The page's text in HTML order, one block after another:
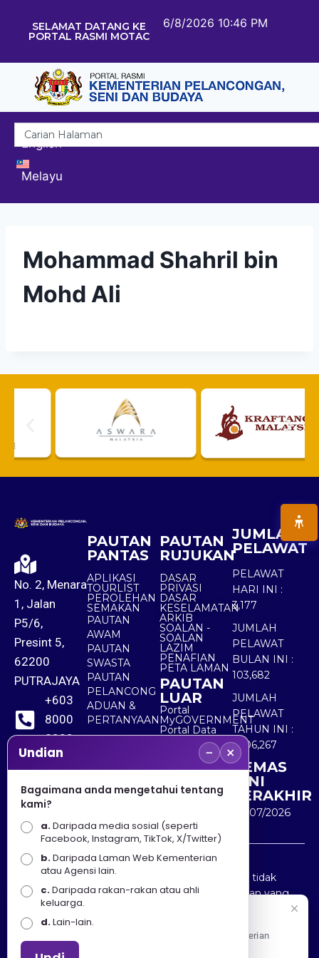
SELAMAT DATANG KE
PORTAL RASMI MOTAC
6/8/2026 10:46 PM
English
Melayu
Mohammad Shahril bin
Mohd Ali
No. 2, Menara
1, Jalan
P5/6,
Presint 5,
62200
PUTRAJAYA
+603
8000
8000
+603
8891
7100
PAUTAN
PANTAS
APLIKASI
TOURLIST
PEROLEHAN
SEMAKAN
PAUTAN
AWAM
PAUTAN
SWASTA
PAUTAN
PELANCONG
ADUAN &
PERTANYAAN
PAUTAN
RUJUKAN
DASAR
PRIVASI
DASAR
KESELAMATAN
ARKIB
SOALAN -
SOALAN
LAZIM
PENAFIAN
PETA LAMAN
PAUTAN
LUAR
Portal
MyGOVERNMENT
Portal Data
Terbuka
Sektor Awam
JUMLAH
PELAWAT
PELAWAT
HARI INI :
3,177
JUMLAH
PELAWAT
BULAN INI :
103,682
JUMLAH
PELAWAT
TAHUN INI :
5,506,267
KEMAS
KINI
TERAKHIR
30/07/2026
Penafian : Kerajaan Malaysia dan Kementerian
Pelancongan Seni dan Budaya (MOTAC) adalah tidak
bertanggungjawab atas kehilangan atau kerugian yang
disebabkan oleh penggunaan mana-mana maklumat
yang diperolehi dari portal ini.
Undian − ×
Bagaimana anda mengetahui tentang
kami?
a.Daripada media sosial (seperti
Facebook, Instagram, TikTok, X/Twitter)
b.Daripada Laman Web Kementerian
atau Agensi lain.
c.Daripada rakan-rakan atau ahli
keluarga.
d.Lain-lain.
Apa Khabar! Selamat datang ke Portal Rasmi Kementerian
Pelancongan, Seni dan Budaya